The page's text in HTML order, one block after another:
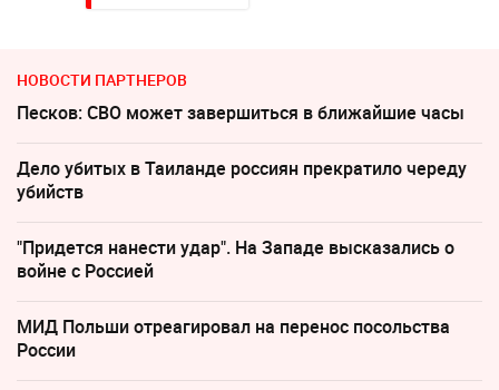
НОВОСТИ ПАРТНЕРОВ
Песков: СВО может завершиться в ближайшие часы
Дело убитых в Таиланде россиян прекратило череду
убийств
"Придется нанести удар". На Западе высказались о
войне с Россией
МИД Польши отреагировал на перенос посольства
России